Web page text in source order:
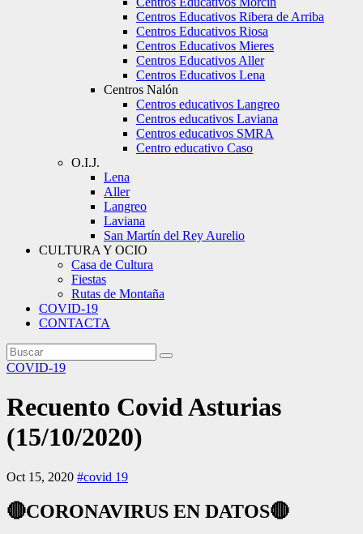
Centros Educativos Ribera de Arriba
Centros Educativos Riosa
Centros Educativos Mieres
Centros Educativos Aller
Centros Educativos Lena
Centros Nalón
Centros educativos Langreo
Centros educativos Laviana
Centros educativos SMRA
Centro educativo Caso
O.I.J.
Lena
Aller
Langreo
Laviana
San Martín del Rey Aurelio
CULTURA Y OCIO
Casa de Cultura
Fiestas
Rutas de Montaña
COVID-19
CONTACTA
COVID-19
Recuento Covid Asturias
(15/10/2020)
Oct 15, 2020 #covid 19
🔴CORONAVIRUS EN DATOS🔴